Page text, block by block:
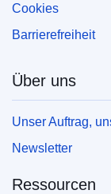
Cookies
Barrierefreiheit
Über uns
Unser Auftrag,
Newsletter
Ressourcen